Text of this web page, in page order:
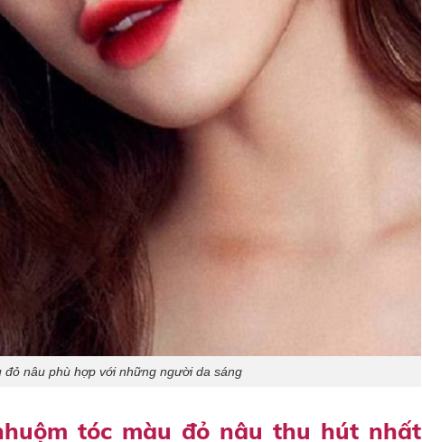
đỏ nâu phù hợp với những người da sáng
tóc màu đỏ nâu thu hút nhất